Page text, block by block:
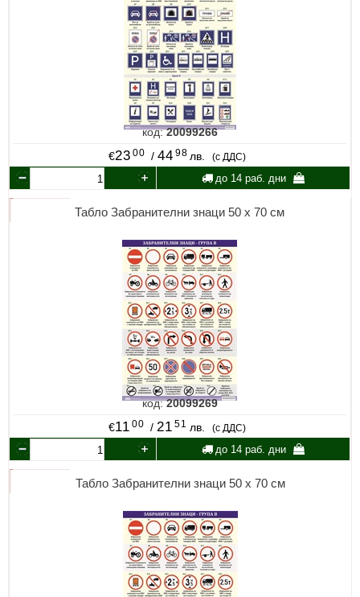
код:20099266
€23 00 / 44 98 лв. (с ДДС)
до 14 раб. дни
Табло Забранителни знаци 50 х 70 см
код:20099269
€11 00 /21 51 лв. (с ДДС)
до 14 раб. дни
Табло Забранителни знаци 50 х 70 см